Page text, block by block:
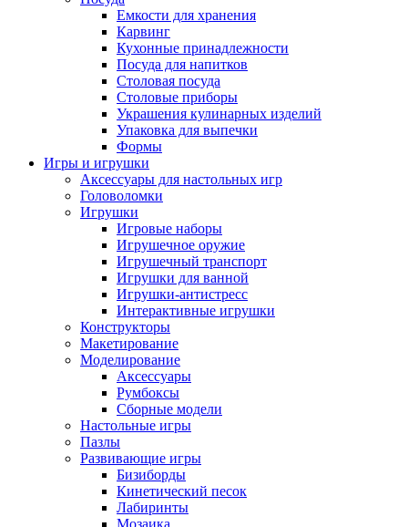
Емкости для хранения
Карвинг
Кухонные принадлежности
Посуда для напитков
Столовая посуда
Столовые приборы
Украшения кулинарных изделий
Упаковка для выпечки
Формы
Игры и игрушки
Аксессуары для настольных игр
Головоломки
Игрушки
Игровые наборы
Игрушечное оружие
Игрушечный транспорт
Игрушки для ванной
Игрушки-антистресс
Интерактивные игрушки
Конструкторы
Макетирование
Моделирование
Аксессуары
Румбоксы
Сборные модели
Настольные игры
Пазлы
Развивающие игры
Бизиборды
Кинетический песок
Лабиринты
Мозаика